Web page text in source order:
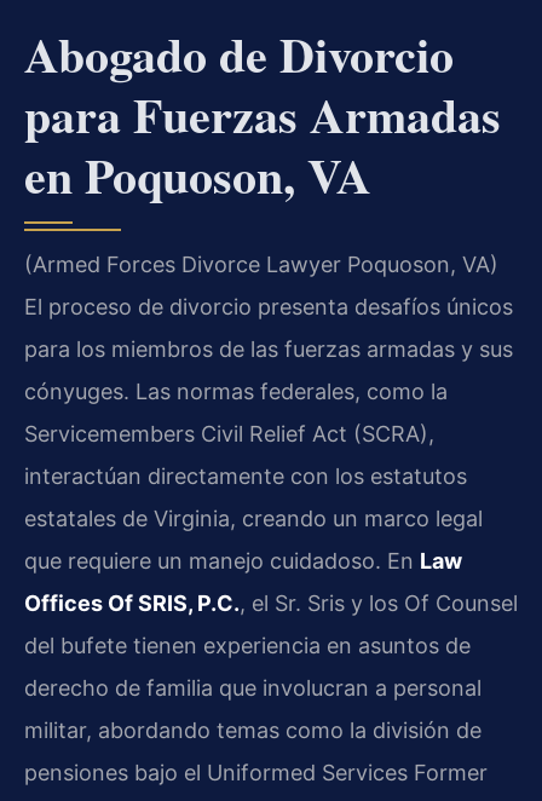
Abogado de Divorcio
para Fuerzas Armadas
en Poquoson, VA
(Armed Forces Divorce Lawyer Poquoson, VA)
El proceso de divorcio presenta desafíos únicos
para los miembros de las fuerzas armadas y sus
cónyuges. Las normas federales, como la
Servicemembers Civil Relief Act (SCRA),
interactúan directamente con los estatutos
estatales de Virginia, creando un marco legal
que requiere un manejo cuidadoso. En Law
Offices Of SRIS, P.C., el Sr. Sris y los Of Counsel
del bufete tienen experiencia en asuntos de
derecho de familia que involucran a personal
militar, abordando temas como la división de
pensiones bajo el Uniformed Services Former